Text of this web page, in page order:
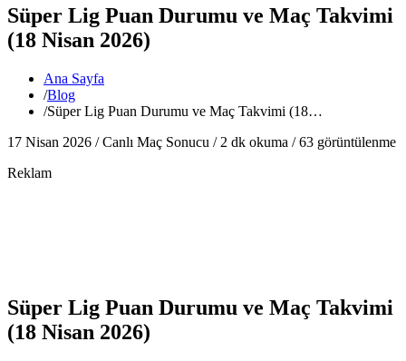
Süper Lig Puan Durumu ve Maç Takvimi
(18 Nisan 2026)
Ana Sayfa
/Blog
/Süper Lig Puan Durumu ve Maç Takvimi (18…
17 Nisan 2026 /Canlı Maç Sonucu / 2 dk okuma /63 görüntülenme
Reklam
Süper Lig Puan Durumu ve Maç Takvimi
(18 Nisan 2026)